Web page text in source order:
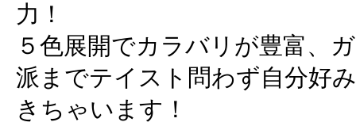
力！
５色展開でカラバリが豊富、
派までテイスト問わず自分好
きちゃいます！